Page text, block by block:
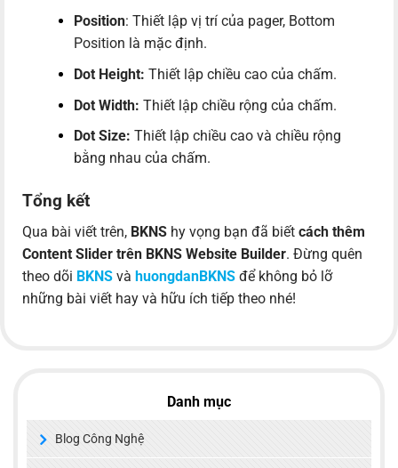
Position: Thiết lập vị trí của pager, Bottom
Position là mặc định.
Dot Height: Thiết lập chiều cao của chấm.
Dot Width: Thiết lập chiều rộng của chấm.
Dot Size: Thiết lập chiều cao và chiều rộng
bằng nhau của chấm.
Tổng kết
Qua bài viết trên, BKNS hy vọng bạn đã biết cách thêm
Content Slider trên BKNS Website Builder. Đừng quên
theo dõi BKNS và huongdanBKNS để không bỏ lỡ
những bài viết hay và hữu ích tiếp theo nhé!
Danh mục
Blog Công Nghệ